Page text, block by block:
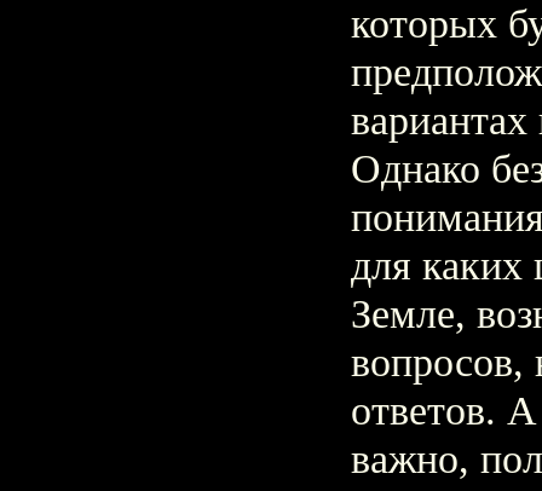
которых
Однако
для каких
Земле,
вопросов,
ответов.
важно,